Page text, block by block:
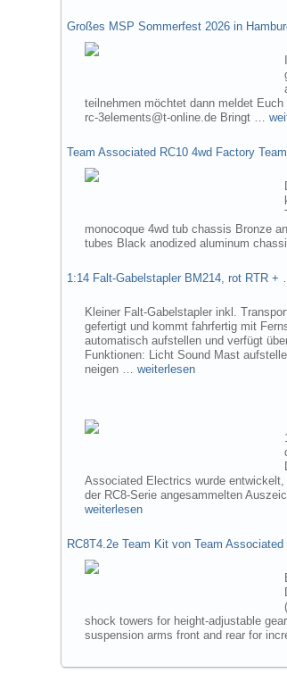
Großes MSP Sommerfest 2026 in
teilnehmen möchtet dann meldet
rc-3elements@t-online.de Bringt …
Team Associated RC10 4wd Factory
monocoque 4wd tub chassis Bronze
tubes Black anodized aluminum
1:14 Falt-Gabelstapler BM214, rot RTR +
Kleiner Falt-Gabelstapler inkl.
gefertigt und kommt fahrfertig mit
automatisch aufstellen und verfügt
Funktionen: Licht Sound Mast
neigen …weiterlesen
Associated Electrics wurde
der RC8-Serie angesammelten
weiterlesen
RC8T4.2e Team Kit von Team Associated
shock towers for height-adjustable
suspension arms front and rear for